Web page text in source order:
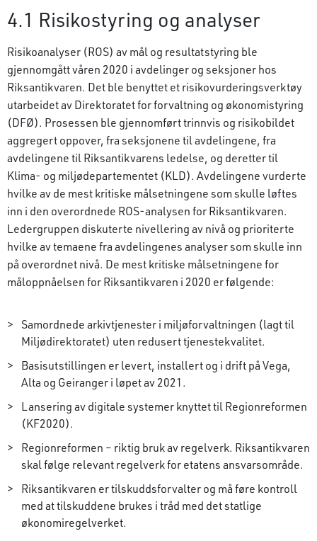
4.1 Risikostyring og analyser
Risikoanalyser (ROS) av mål og resultatstyring ble
gjennomgått våren 2020 i avdelinger og seksjoner hos
Riksantikvaren. Det ble benyttet et risikovurderingsverktøy
utarbeidet av Direktoratet for forvaltning og økonomistyring
(DFØ). Prosessen ble gjennomført trinnvis og risikobildet
aggregert oppover, fra seksjonene til avdelingene, fra
avdelingene til Riksantikvarens ledelse, og deretter til
Klima- og miljødepartementet (KLD). Avdelingene vurderte
hvilke av de mest kritiske målsetningene som skulle løftes
inn i den overordnede ROS-analysen for Riksantikvaren.
Ledergruppen diskuterte nivellering av nivå og prioriterte
hvilke av temaene fra avdelingenes analyser som skulle inn
på overordnet nivå. De mest kritiske målsetningene for
måloppnåelsen for Riksantikvaren i 2020 er følgende:
Samordnede arkivtjenester i miljøforvaltningen (lagt til
Miljødirektoratet) uten redusert tjenestekvalitet.
Basisutstillingen er levert, installert og i drift på Vega,
Alta og Geiranger i løpet av 2021.
Lansering av digitale systemer knyttet til Regionreformen
(KF2020).
Regionreformen – riktig bruk av regelverk. Riksantikvaren
skal følge relevant regelverk for etatens ansvarsområde.
Riksantikvaren er tilskuddsforvalter og må føre kontroll
med at tilskuddene brukes i tråd med det statlige
økonomiregelverket.